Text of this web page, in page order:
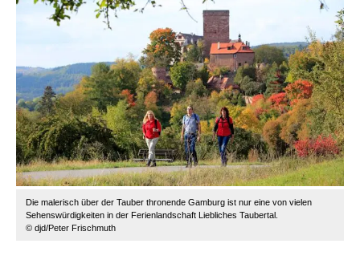
Die malerisch über der Tauber thronende Gamburg ist nur eine von vielen
Sehenswürdigkeiten in der Ferienlandschaft Liebliches Taubertal.
© djd/Peter Frischmuth